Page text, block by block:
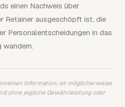
einen Nachweis über
Retainer ausgeschöpft ist, die
Personalentscheidungen in das
Information, ist möglicherweise
ohne jegliche Gewährleistung oder